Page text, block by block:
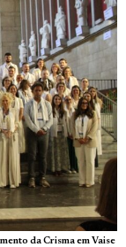
da Crisma em Vaise